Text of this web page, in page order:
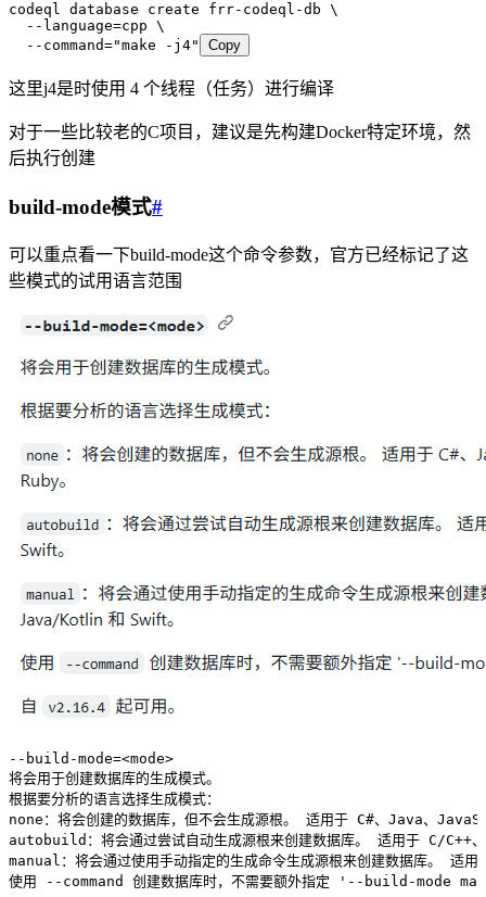
codeql database create frr-codeql-db \
  --language=cpp
\
  --command=
"make -j4" Copy
这里j4是时使用 4 个线程（任务）进行编译
对于一些比较老的C项目，建议是先构建Docker特定环境，然
后执行创建
build-mode模式#
可以重点看一下build-mode这个命令参数，官方已经标记了这
些模式的试用语言范围
--build-mode=<mode>
将会用于创建数据库的生成模式。
根据要分析的语言选择生成模式：
none：将会创建的数据库，但不会生成源根。
适用于 C#、Java、
autobuild：将会通过尝试自动生成源根来创建数据库。
适用于 C/C++
manual：将会通过使用手动指定的生成命令生成源根来创建数据库。
适用
使用 --command 创建数据库时，不需要额外指定 '--build-mode